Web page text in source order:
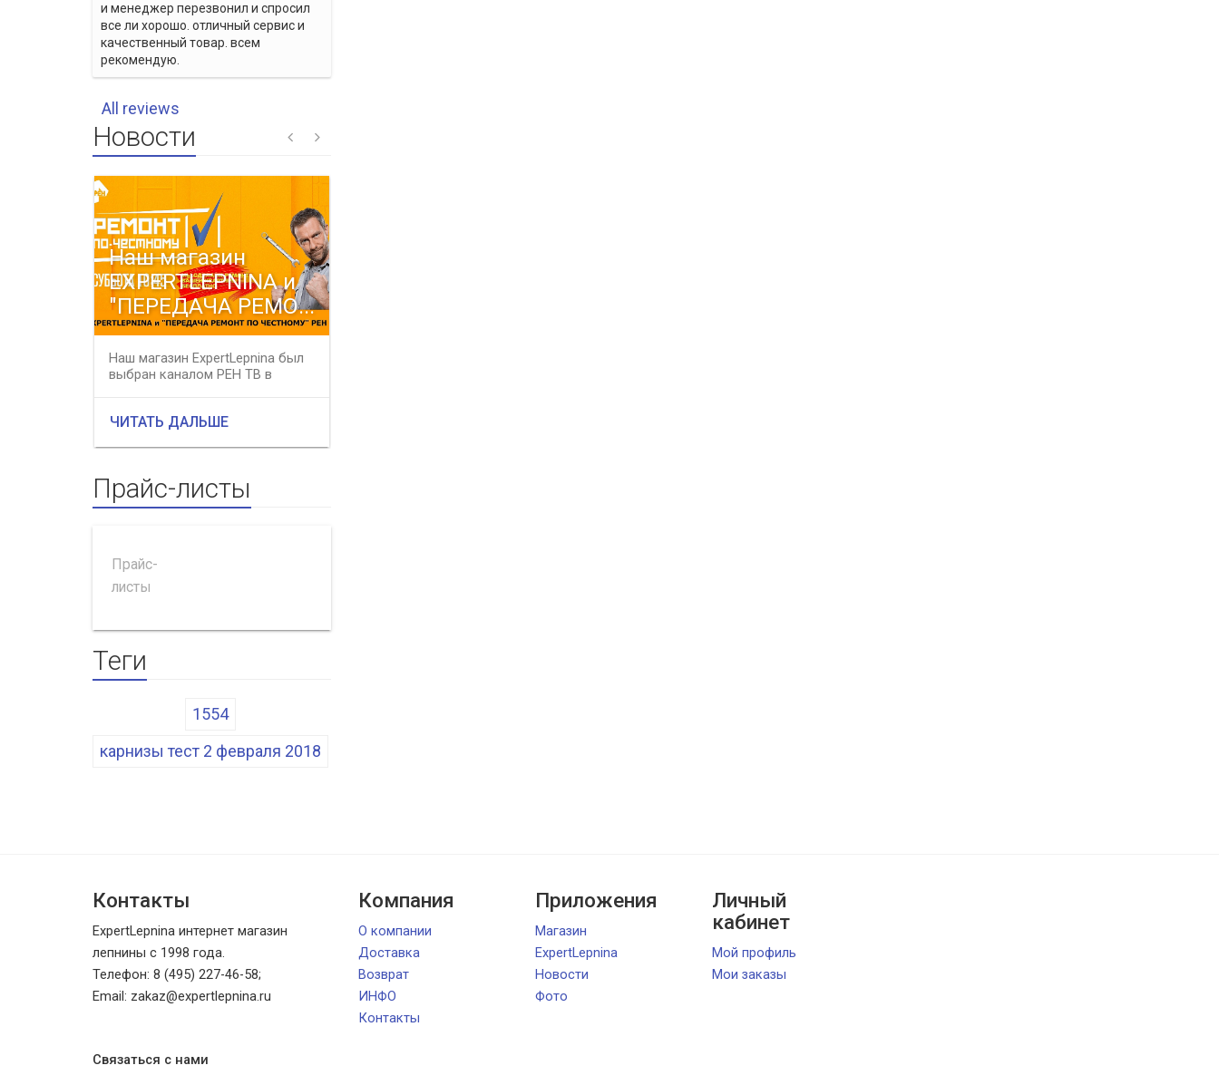
и менеджер перезвонил и спросил
все ли хорошо. отличный сервис и
качественный товар. всем
рекомендую.
All reviews
Новости
Наш магазин
EXPERTLEPNINA и
"ПЕРЕДАЧА РЕМО...
Наш магазин ExpertLepnina был
выбран каналом РЕН ТВ в
ЧИТАТЬ ДАЛЬШЕ
Прайс-листы
Прайс-
листы
Теги
1554
карнизы тест 2 февраля 2018
Контакты
ExpertLepnina интернет магазин
лепнины с 1998 года.
Телефон: 8 (495) 227-46-58;
Email: zakaz@expertlepnina.ru
Связаться с нами
Компания
О компании
Доставка
Возврат
ИНФО
Контакты
Приложения
Магазин
ExpertLepnina
Новости
Фото
Личный
кабинет
Мой профиль
Мои заказы